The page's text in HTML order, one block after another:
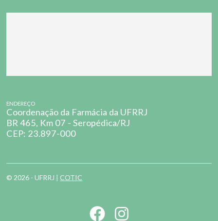
ENDEREÇO
Coordenação da Farmácia da UFRRJ
BR 465, Km 07 - Seropédica/RJ
CEP: 23.897-000
© 2026 - UFRRJ |COTIC